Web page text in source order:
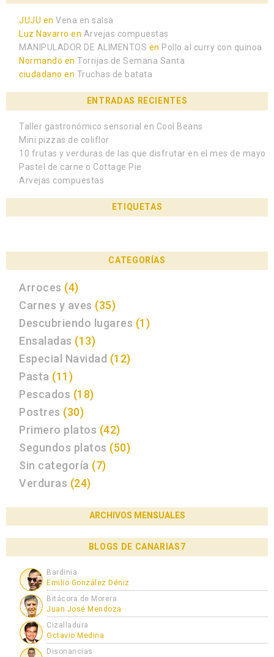
JUJU enVena en salsa
Luz Navarro en Arvejas compuestas
MANIPULADOR DE ALIMENTOS en Pollo al curry con quinoa
Normando enTorrijas de Semana Santa
ciudadano en Truchas de batata
ENTRADAS RECIENTES
Taller gastronómico sensorial en Cool Beans
Mini pizzas de coliflor
10 frutas y verduras de las que disfrutar en el mes de mayo
Pastel de carne o Cottage Pie
Arvejas compuestas
ETIQUETAS
CATEGORÍAS
Arroces (4)
Carnes y aves (35)
Descubriendo lugares (1)
Ensaladas (13)
Especial Navidad (12)
Pasta (11)
Pescados (18)
Postres (30)
Primero platos (42)
Segundos platos (50)
Sin categoría (7)
Verduras (24)
ARCHIVOS MENSUALES
BLOGS DE CANARIAS7
Bardinia
Emilio González Déniz
Bitácora de Morera
Juan José Mendoza
Cizalladura
Octavio Medina
Disonancias